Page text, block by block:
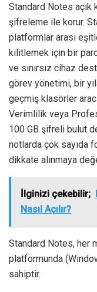
Standard Notes açık
şifreleme ile korur.
platformlar arası
kilitlemek için bir
ve sınırsız cihaz
görev yönetimi, bir
geçmiş klasörler
Verimlilik veya
100 GB şifreli bulut
notlarda çok sayıda
dikkate alınmaya
İlginizi çekebilir;
Nasıl Açılır?
Standard Notes, her
platformunda
sahiptir.